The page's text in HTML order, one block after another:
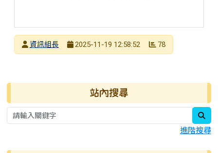
發布者
資訊組長
2025-11-19 12:58:52 78
右邊區域內容 站內搜尋
進階搜尋